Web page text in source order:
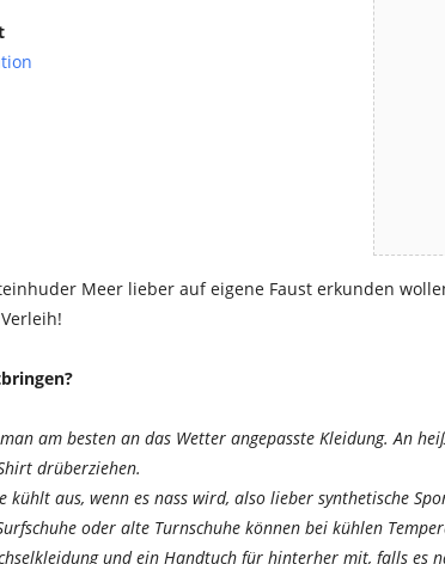
Meer lieber auf eigene Faust erkunden
am besten an das Wetter angepasste Kleidung. An
drüberziehen.
kühlt aus, wenn es nass wird, also lieber synthetische
oder alte Turnschuhe können bei kühlen
und ein Handtuch für hinterher mit, falls es